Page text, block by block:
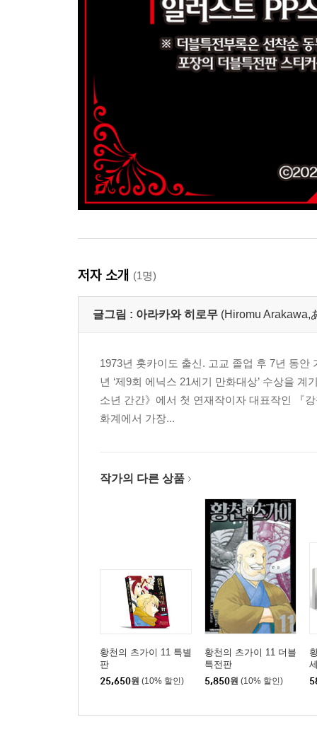
저자 소개 (1명)
글그림 : 아라카와 히로무 (Hiromu Arakawa,
1973년 홋카이도 출신. 고교 졸업 후 7년 동
년 ‘제9회 에닉스 21세기 만화대상’ 수상을
소년 간간》에서 첫 연재작이자 대표작인 『
화계에서 가장...
작가의 다른 상품
황천의 츠가이 11 특별
판
25,650원 (10% 할인)
황천의 츠가이 11 더블
특전판
5,850원 (10% 할인)